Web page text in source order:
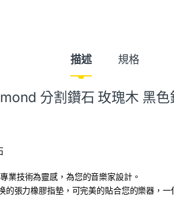
描述 規格
分割鑽石 玫瑰木 黑色
業技術為靈感，為您的音樂家設計。
張力橡膠指墊，可完美的貼合您的樂器，